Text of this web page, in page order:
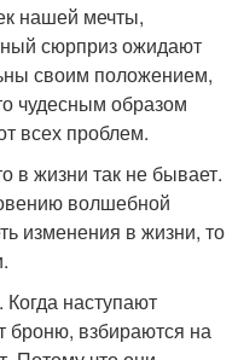
нашей мечты,
сюрприз ожидают
своим положением,
чудесным образом
всех проблем.
в жизни так не бывает.
волшебной
изменения в жизни, то
наступают
взбираются на